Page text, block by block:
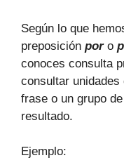
Según lo que
preposición poro
conoces consulta
consultar
frase o un grupo
resultado.
Ejemplo: